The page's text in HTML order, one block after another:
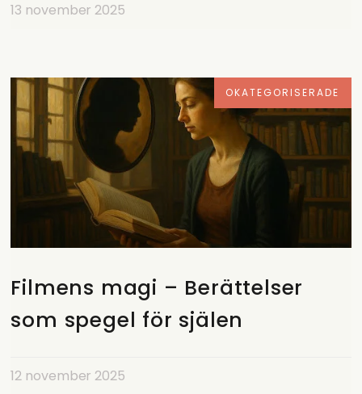
13 november 2025
OKATEGORISERADE
Filmens magi – Berättelser
som spegel för själen
12 november 2025